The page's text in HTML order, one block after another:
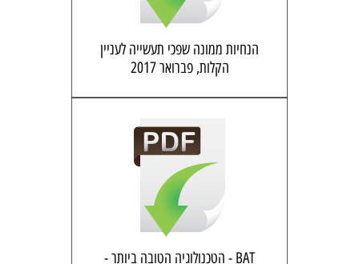
הנחיות ממונה שפכי תעשייה לעניין
הקלות, פברואר 2017
BAT - הטכנולוגיה הטובה ביותר -